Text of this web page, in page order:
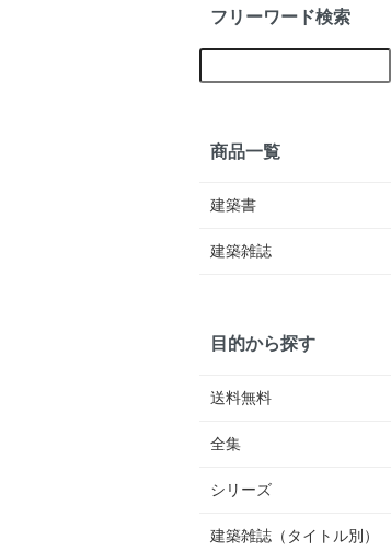
フリーワード検索
商品一覧
建築書
建築雑誌
目的から探す
送料無料
全集
シリーズ
建築雑誌（タイトル別）